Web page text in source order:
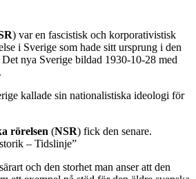
) var en fascistisk och korporativistisk
i Sverige som hade sitt ursprung i den
nya Sverige bildad 1930-10-28 med
kallade sin nationalistiska ideologi för
rörelsen (NSR) fick den senare.
– Tidslinje”
och den storhet man anser att den